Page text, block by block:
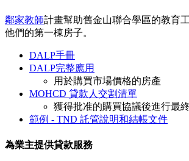
鄰家教師計畫幫助舊金山聯合學區的教育
他們的第一棟房子。
DALP手冊
DALP完整應用
用於購買市場價格的房產
MOHCD 貸款人交割清單
獲得批准的購買協議後進行最
範例 - TND 託管說明和結帳文件
為業主提供貸款服務